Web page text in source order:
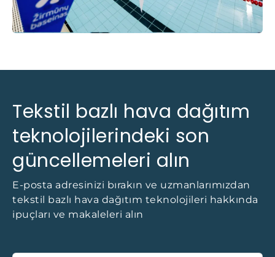
Tekstil bazlı hava dağıtım
teknolojilerindeki son
güncellemeleri alın
E-posta adresinizi bırakın ve uzmanlarımızdan
tekstil bazlı hava dağıtım teknolojileri hakkında
ipuçları ve makaleleri alın